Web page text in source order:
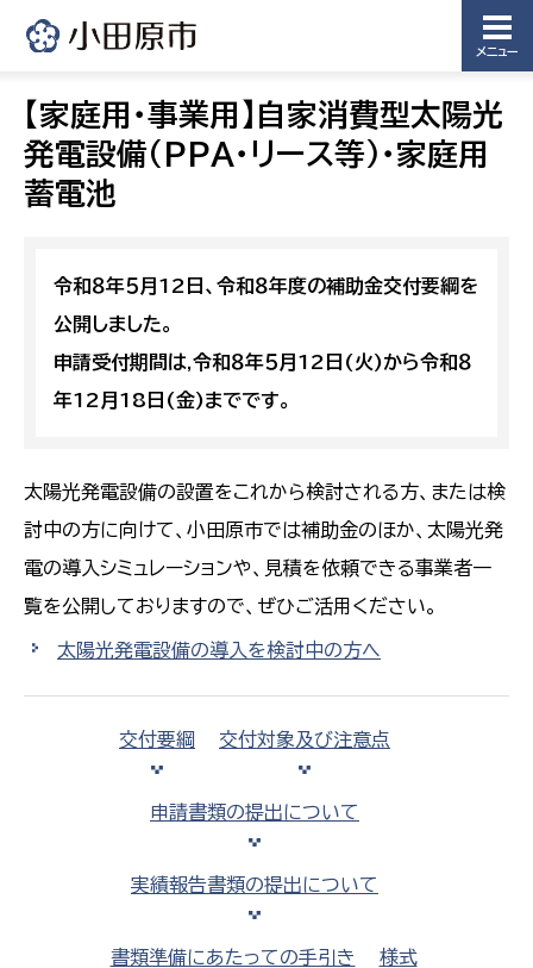
メニュー
【家庭用・事業用】自家消費型太陽光
発電設備(PPA・リース等)・家庭用
蓄電池
令和８年５月12日、令和８年度の補助金交付要綱を
公開しました。
申請受付期間は,令和８年５月12日(火)から令和８
年12月18日(金)までです。
太陽光発電設備の設置をこれから検討される方、または検
討中の方に向けて、小田原市では補助金のほか、太陽光発
電の導入シミュレーションや、見積を依頼できる事業者一
覧を公開しておりますので、ぜひご活用ください。
太陽光発電設備の導入を検討中の方へ
交付要綱 交付対象及び注意点
申請書類の提出について
実績報告書類の提出について
書類準備にあたっての手引き 様式